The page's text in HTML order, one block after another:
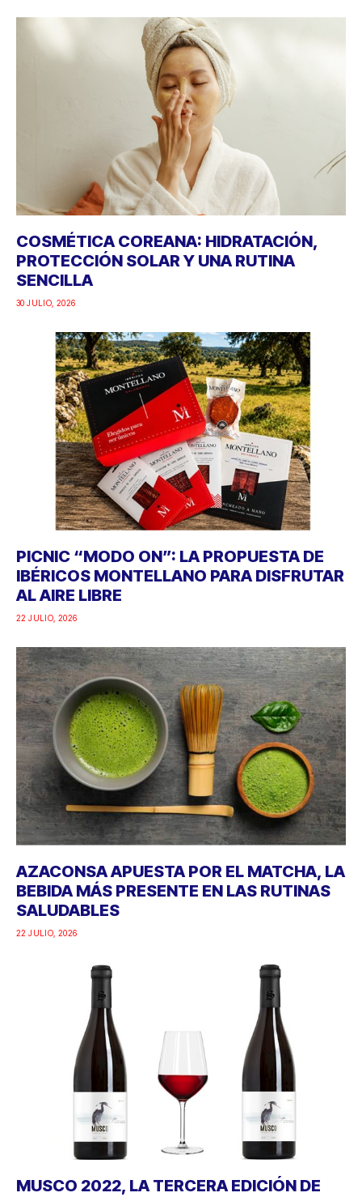
COSMÉTICA COREANA: HIDRATACIÓN,
PROTECCIÓN SOLAR Y UNA RUTINA
SENCILLA
30 JULIO, 2026
PICNIC “MODO ON”: LA PROPUESTA DE
IBÉRICOS MONTELLANO PARA DISFRUTAR
AL AIRE LIBRE
22 JULIO, 2026
AZACONSA APUESTA POR EL MATCHA, LA
BEBIDA MÁS PRESENTE EN LAS RUTINAS
SALUDABLES
22 JULIO, 2026
MUSCO 2022, LA TERCERA EDICIÓN DE